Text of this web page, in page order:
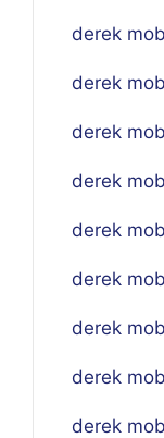
derek
derek
derek
derek
derek
derek
derek
derek
derek